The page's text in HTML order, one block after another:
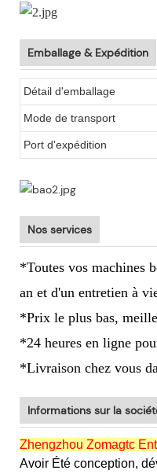
Emballage & Expédition
Détail d'emballage
Mode de transport
Port d'expédition
Nos services
*Toutes vos machines
an et d'un entretien à
*Prix le plus bas,
*24 heures en ligne
*Livraison chez vous
Informations sur la
Zhengzhou Zomagtc
Avoir Été conception,